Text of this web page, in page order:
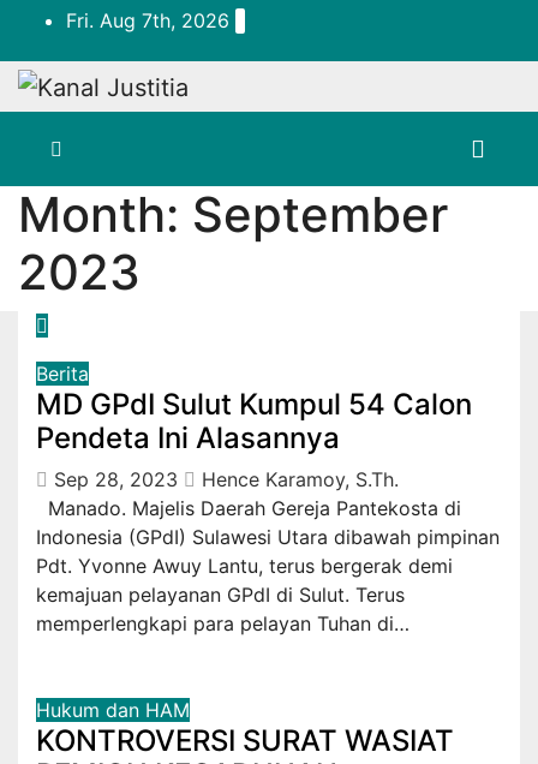
content
Fri. Aug 7th, 2026
Month: September
2023
Berita
MD GPdI Sulut Kumpul 54 Calon
Pendeta Ini Alasannya
Sep 28, 2023
Hence Karamoy, S.Th.
Manado. Majelis Daerah Gereja Pantekosta di
Indonesia (GPdI) Sulawesi Utara dibawah pimpinan
Pdt. Yvonne Awuy Lantu, terus bergerak demi
kemajuan pelayanan GPdI di Sulut. Terus
memperlengkapi para pelayan Tuhan di…
Hukum dan HAM
KONTROVERSI SURAT WASIAT